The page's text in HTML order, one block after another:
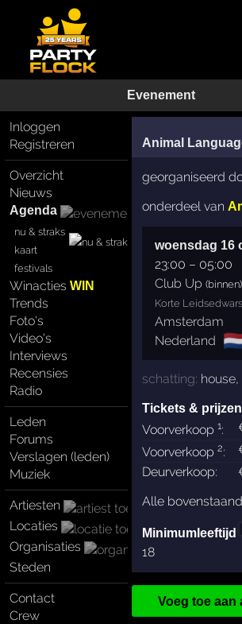
Evenement
Inloggen
Registreren
Overzicht
Nieuws
Agenda
nu & straks
kaart
festivals
WinactiesWIN
Trends
Foto's
Video's
Interviews
Recensies
Radio
Leden
Forums
Verslagen (leden)
Muziek
Artiesten
Locaties
Organisaties
Steden
Contact
Crew
Animal
georganiseerd
onderdeel van
woensdag 16
23:00 – 05:00
Club Up (binnen)
Korte
Amsterdam
Nederland
schatting: house,
Tickets & prijzen
Voorverkoop 1:
Voorverkoop 2:
Deurverkoop:
Alle
Minimumleeftijd
18
Voeg toe aan